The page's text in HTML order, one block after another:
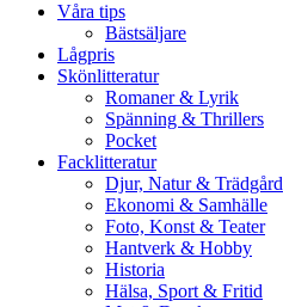
Våra tips
Bästsäljare
Lågpris
Skönlitteratur
Romaner & Lyrik
Spänning & Thrillers
Pocket
Facklitteratur
Djur, Natur & Trädgård
Ekonomi & Samhälle
Foto, Konst & Teater
Hantverk & Hobby
Historia
Hälsa, Sport & Fritid